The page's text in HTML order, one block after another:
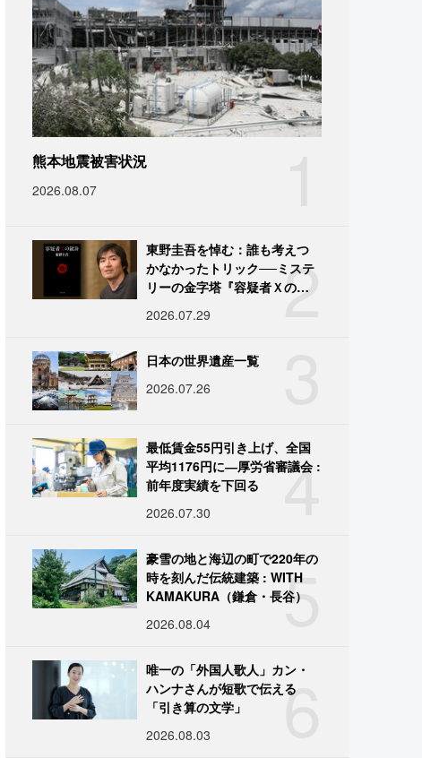
熊本地震被害状況
2026.08.07
2
東野圭吾を悼む：誰も考えつ
かなかったトリック──ミステ
リーの金字塔『容疑者Ｘの献
2026.07.29
日本の世界遺産一覧
2026.07.26
4
最低賃金55円引き上げ、全国
平均1176円に―厚労省審議会 :
前年度実績を下回る
2026.07.30
5
豪雪の地と海辺の町で220年の
時を刻んだ伝統建築 : WITH
KAMAKURA（鎌倉・長谷）
2026.08.04
6
唯一の「外国人歌人」カン・
ハンナさんが短歌で伝える
「引き算の文学」
2026.08.03